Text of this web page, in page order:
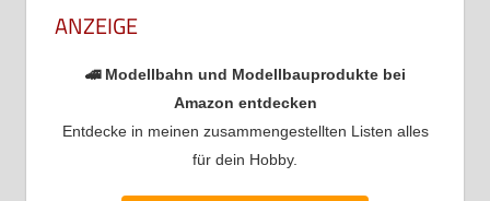
ANZEIGE
🚄 Modellbahn und Modellbauprodukte bei
Amazon entdecken
Entdecke in meinen zusammengestellten Listen alles
für dein Hobby.